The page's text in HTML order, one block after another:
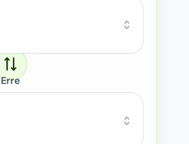
Erre